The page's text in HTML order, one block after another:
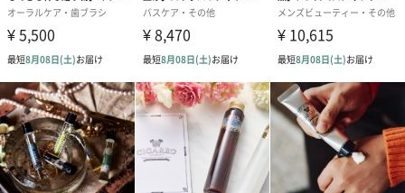
「CIGARRO（シガーロ）」
「CIGARRO（シガーロ）」は、質の高い原材料でつくられ、スタ
イリッシュで、最高のシェービングや心に響くバスタイムといっ
た、日常にちょっとした喜びを与えてくれる、そんなパーソナル
ケア用品を求める男性を新たな旅へといざなうブランド。